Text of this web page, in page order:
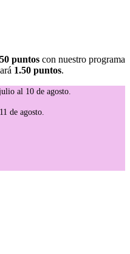
puntos con nuestro programa
1.50 puntos.
al 10 de agosto.
de agosto.